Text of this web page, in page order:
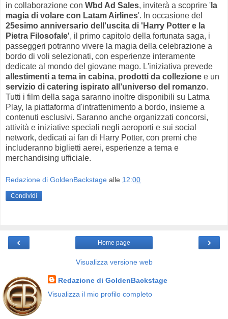
in collaborazione con Wbd Ad Sales, inviterà a scoprire ' la
magia di volare con Latam Airlines'. In occasione del
25esimo anniversario dell'uscita di 'Harry Potter e la
Pietra Filosofale', il primo capitolo della fortunata saga, i
passeggeri potranno vivere la magia della celebrazione a
bordo di voli selezionati, con esperienze interamente
dedicate al mondo del giovane mago. L'iniziativa prevede
allestimenti a tema in cabina, prodotti da collezione e un
servizio di catering ispirato all’universo del romanzo.
Tutti i film della saga saranno inoltre disponibili su Latma
Play, la piattaforma d'intrattenimento a bordo, insieme a
contenuti esclusivi. Saranno anche organizzati concorsi,
attività e iniziative speciali negli aeroporti e sui social
network, dedicati ai fan di Harry Potter, con premi che
includeranno biglietti aerei, esperienze a tema e
merchandising ufficiale.
Redazione di GoldenBackstage alle 12:00
Condividi
‹ ›
Home page
Visualizza versione web
Redazione di GoldenBackstage
Visualizza il mio profilo completo